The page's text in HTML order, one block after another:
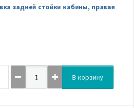
задней стойки кабины, правая
В корзину